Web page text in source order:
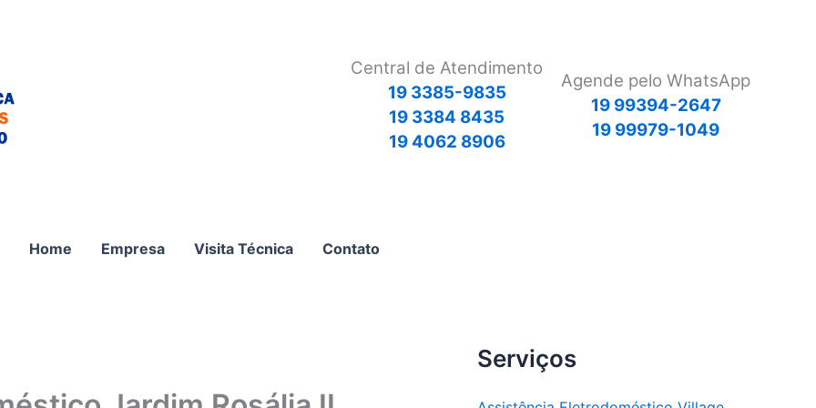
Central de Atendimento
19 3385-9835
19 3384 8435
19 4062 8906
Agende pelo WhatsApp
19 99394-2647
19 99979-1049
Home Empresa Visita Técnica Contato
Serviços